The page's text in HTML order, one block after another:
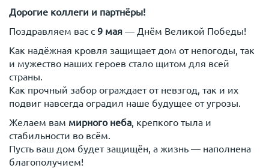
Дорогие коллеги и партнёры!
Поздравляем вас с 9 мая — Днём Великой Победы!
Как надёжная кровля защищает дом от непогоды, так
и мужество наших героев стало щитом для всей
страны.
Как прочный забор ограждает от невзгод, так и их
подвиг навсегда оградил наше будущее от угрозы.
Желаем вам мирного неба, крепкого тыла и
стабильности во всём.
Пусть ваш дом будет защищён, а жизнь — наполнена
благополучием!